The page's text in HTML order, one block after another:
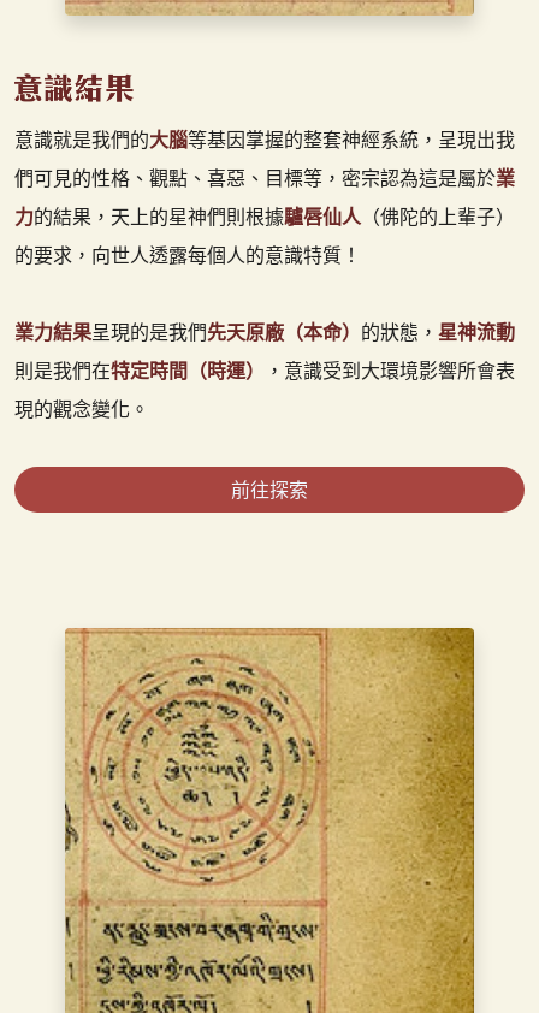
意識就是我們的大腦等基因掌握的整套神經系統，呈現出我
們可見的性格、觀點、喜惡、目標等，密宗認為這是屬於業
力的結果，天上的星神們則根據驢唇仙人 （佛陀的上輩子）
的要求，向世人透露每個人的意識特質！
業力結果呈現的是我們先天原廠（本命） 的狀態， 星神流動
則是我們在特定時間（時運）
，意識受到大環境影響所會表
現的觀念變化。
前往探索